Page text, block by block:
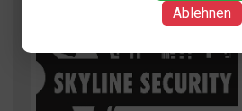
Ablehnen